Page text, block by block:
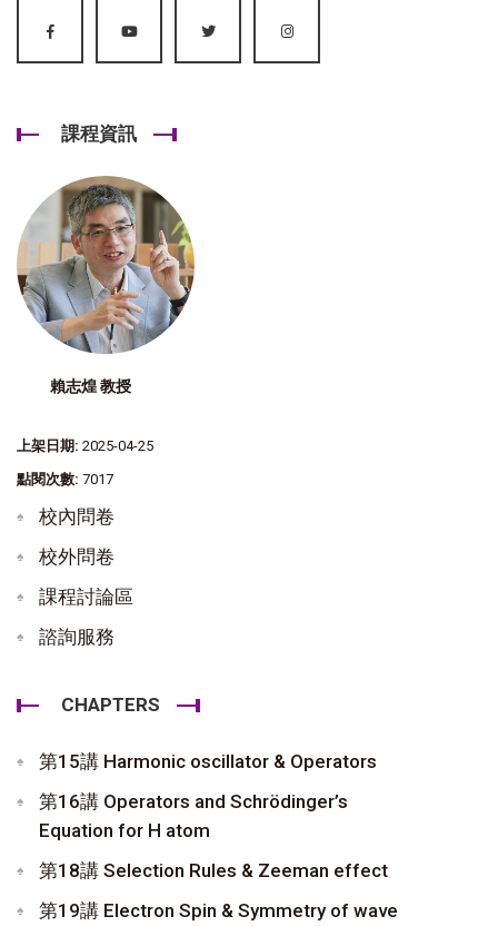
課程資訊
賴志煌 教授
上架日期: 2025-04-25
點閱次數: 7017
校內問卷
校外問卷
課程討論區
諮詢服務
CHAPTERS
第15講 Harmonic oscillator & Operators
第16講 Operators and Schrödinger’s
Equation for H atom
第18講 Selection Rules & Zeeman effect
第19講 Electron Spin & Symmetry of wave